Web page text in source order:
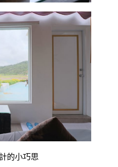
的小巧思